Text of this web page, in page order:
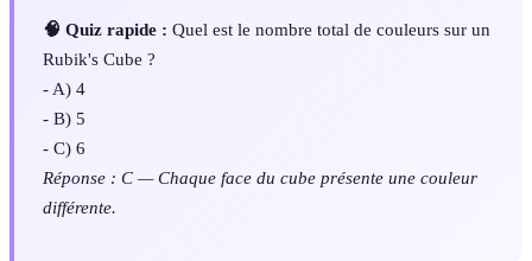
🧠 Quiz rapide : Quel est le nombre total de couleurs sur un
Rubik's Cube ?
- A) 4
- B) 5
- C) 6
Réponse : C — Chaque face du cube présente une couleur
différente.